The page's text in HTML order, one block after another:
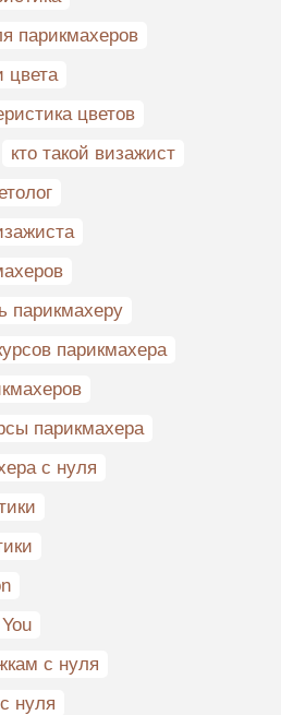
парикмахеров
цвета
цветов
кто такой визажист
парикмахеру
парикмахера
парикмахера
с нуля
с нуля
нуля